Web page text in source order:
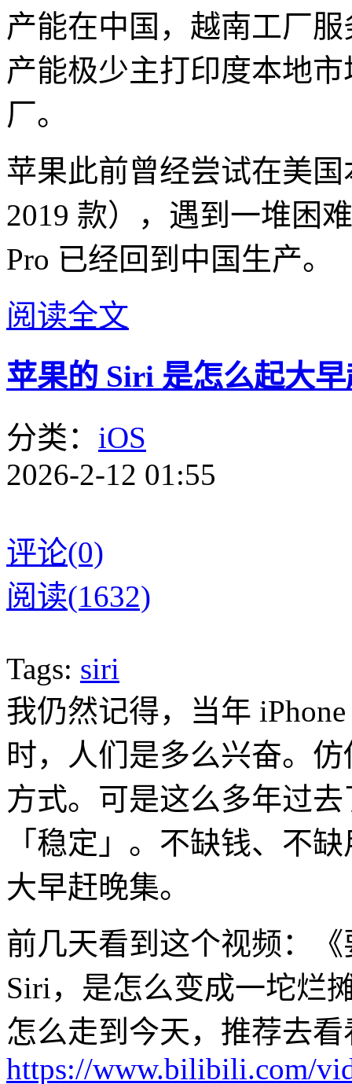
产能在中国，越南工厂
产能极少主打印度本地
厂。
苹果此前曾经尝试在美国
2019 款），遇到一堆困
Pro 已经回到中国生产。
阅读全文
苹果的 Siri 是怎么起大
分类： iOS
2026-2-12 01:55
评论(0)
阅读(1632)
Tags: siri
我仍然记得，当年
时，人们是多么兴奋。
方式。可是这么多年过
「稳定」。不缺钱、不
大早赶晚集。
前几天看到这个视频：《
Siri，是怎么变成一坨烂
怎么走到今天，推荐去看
https://www.bilibili.com/